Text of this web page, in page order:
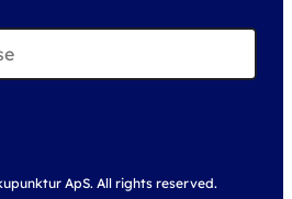
ApS. All rights reserved.